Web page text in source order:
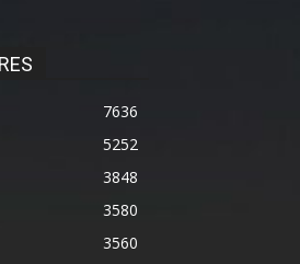
7636
5252
3848
3580
3560